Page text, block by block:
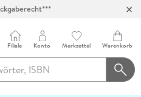
Filiale Konto Merkzettel Warenkorb